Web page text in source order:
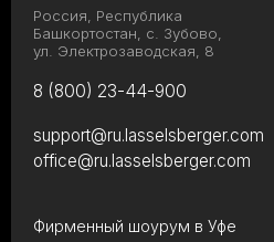
Россия, Республика
Башкортостан, с. Зубово,
ул. Электрозаводская, 8
8 (800) 23-44-900
Фирменный шоурум в Уфе
support@ru.lasselsberger.com
office@ru.lasselsberger.com